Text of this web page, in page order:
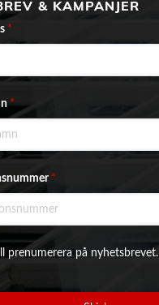
& KAMPANJER
*
*
*
prenumerera på nyhetsbrevet.